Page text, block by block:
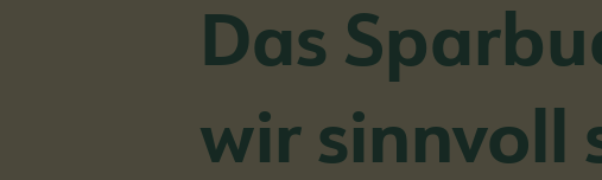
Das
wir sinnvoll